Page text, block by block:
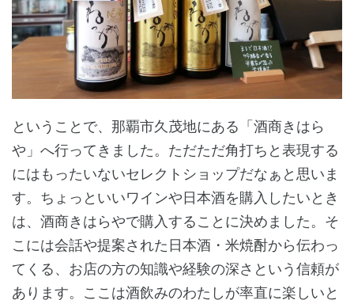
ということで、那覇市久茂地にある「酒商きはら
や」へ行ってきました。ただただ角打ちと表現する
にはもったいないセレクトショップだなぁと思いま
す。ちょっといいワインや日本酒を購入したいとき
は、酒商きはらやで購入することに決めました。そ
こには会話や提案された日本酒・米焼酎から伝わっ
てくる、お店の方の知識や経験の深さという信頼が
あります。ここは酒飲みのわたしが率直に楽しいと